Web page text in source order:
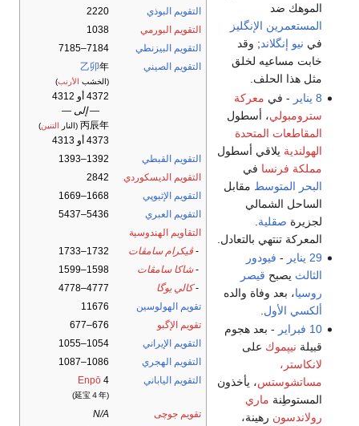
التقويم البوذي
2220
التقويم البورمي
1038
التقويم البيزنطي
7184–7185
التقويم الصيني
乙卯年
(الخشب الأرنب)
4372 أو 4312
— إلى —
丙辰年 (النار التنين)
4373 أو 4313
التقويم القبطي
1392–1393
التقويم الديسكوردي
2842
التقويم الإثيوپي
1668–1669
التقويم العبري
5436–5437
التقاويم الهندوسية
- ڤيكرام سامڤات
1732–1733
-شاكا سامڤات
1598–1599
-كالي يوگا
4777–4778
تقويم الهولوسين
11676
تقويم الإگبو
676–677
التقويم الإيراني
1054–1055
التقويم الهجري
1086–1087
التقويم الياباني
Enpō 4
(延宝４年)
تقويم جوچى
N/A
الموهك ضد
المستعمرين الإنگليز
في نيو إنگلاند; وقد
خابت مساعيه لخلق
مثل هذا الحلف.
8 يناير
- في معركة
سترومبولي، أسطول
المقاطعات المتحدة
الهولندية يلاقي أسطول
مملكة فرنسا في
البحر المتوسط مقابل
الساحل الشمالي
لجزيرة صقلية
المعركة تنتهي بالتعادل.
29 يناير
- فيودور
الثالث يصبح قيصر
روسيا، بعد وفاة والده
ألكسي الأول
10 فبراير
- بعد هجوم
قبيلة نيپموك على
لانكاستر،
مساتشوستس، يأخذون
المستوطِنة ماري
رولاندسون رهينة،